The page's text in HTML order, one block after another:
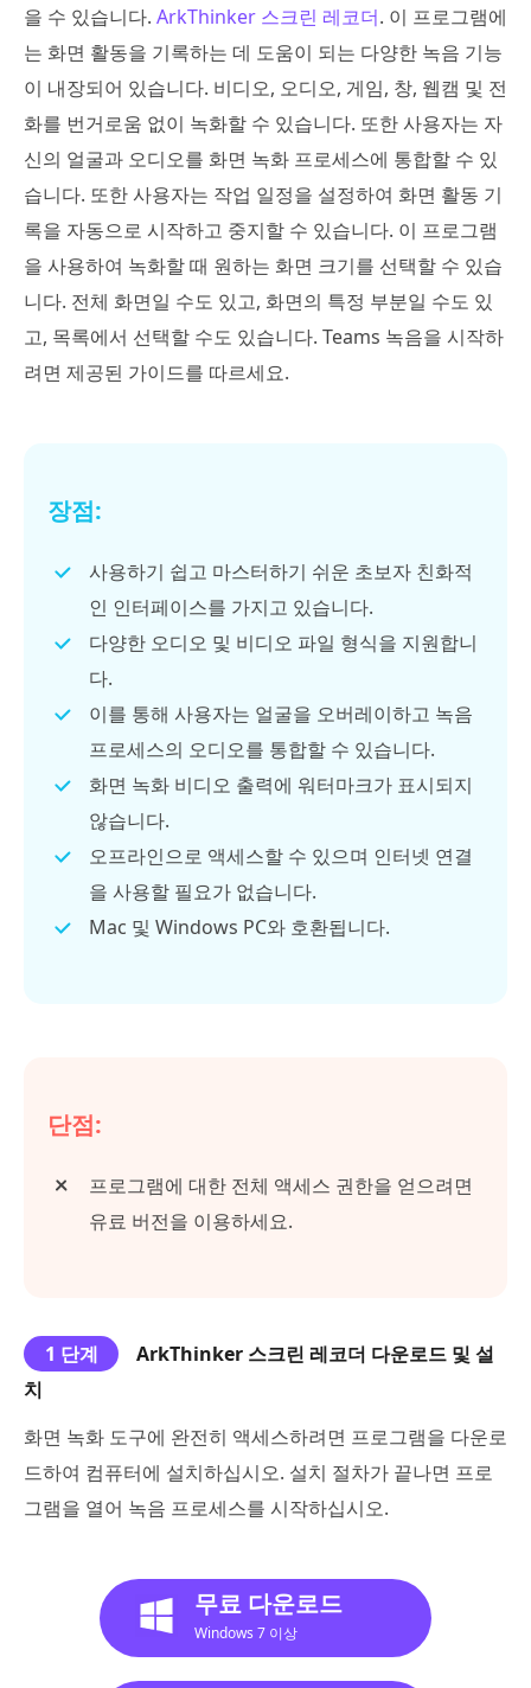
을 수 있습니다. ArkThinker 스크린 레코더. 이 프로그램에
는 화면 활동을 기록하는 데 도움이 되는 다양한 녹음 기능
이 내장되어 있습니다. 비디오, 오디오, 게임, 창, 웹캠 및 전
화를 번거로움 없이 녹화할 수 있습니다. 또한 사용자는 자
신의 얼굴과 오디오를 화면 녹화 프로세스에 통합할 수 있
습니다. 또한 사용자는 작업 일정을 설정하여 화면 활동 기
록을 자동으로 시작하고 중지할 수 있습니다. 이 프로그램
을 사용하여 녹화할 때 원하는 화면 크기를 선택할 수 있습
니다. 전체 화면일 수도 있고, 화면의 특정 부분일 수도 있
고, 목록에서 선택할 수도 있습니다. Teams 녹음을 시작하
려면 제공된 가이드를 따르세요.
장점:
사용하기 쉽고 마스터하기 쉬운 초보자 친화적
인 인터페이스를 가지고 있습니다.
다양한 오디오 및 비디오 파일 형식을 지원합니
다.
이를 통해 사용자는 얼굴을 오버레이하고 녹음
프로세스의 오디오를 통합할 수 있습니다.
화면 녹화 비디오 출력에 워터마크가 표시되지
않습니다.
오프라인으로 액세스할 수 있으며 인터넷 연결
을 사용할 필요가 없습니다.
Mac 및 Windows PC와 호환됩니다.
단점:
프로그램에 대한 전체 액세스 권한을 얻으려면
유료 버전을 이용하세요.
1 단계
ArkThinker 스크린 레코더 다운로드 및 설
치
화면 녹화 도구에 완전히 액세스하려면 프로그램을 다운로
드하여 컴퓨터에 설치하십시오. 설치 절차가 끝나면 프로
그램을 열어 녹음 프로세스를 시작하십시오.
무료 다운로드
Windows 7 이상